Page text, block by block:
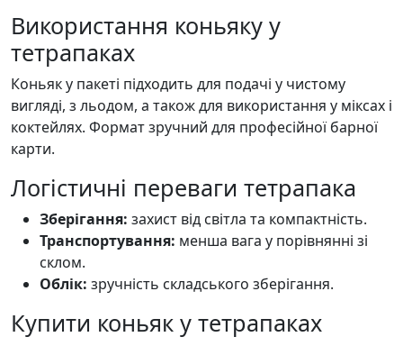
Використання коньяку у
тетрапаках
Коньяк у пакеті підходить для подачі у чистому
вигляді, з льодом, а також для використання у міксах і
коктейлях. Формат зручний для професійної барної
карти.
Логістичні переваги тетрапака
Зберігання: захист від світла та компактність.
Транспортування: менша вага у порівнянні зі
склом.
Облік: зручність складського зберігання.
Купити коньяк у тетрапаках